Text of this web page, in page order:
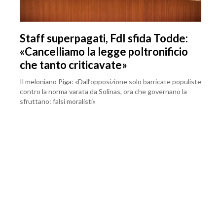
Staff superpagati, FdI sfida Todde:
«Cancelliamo la legge poltronificio
che tanto criticavate»
Il meloniano Piga: «Dall’opposizione solo barricate populiste
contro la norma varata da Solinas, ora che governano la
sfruttano: falsi moralisti»